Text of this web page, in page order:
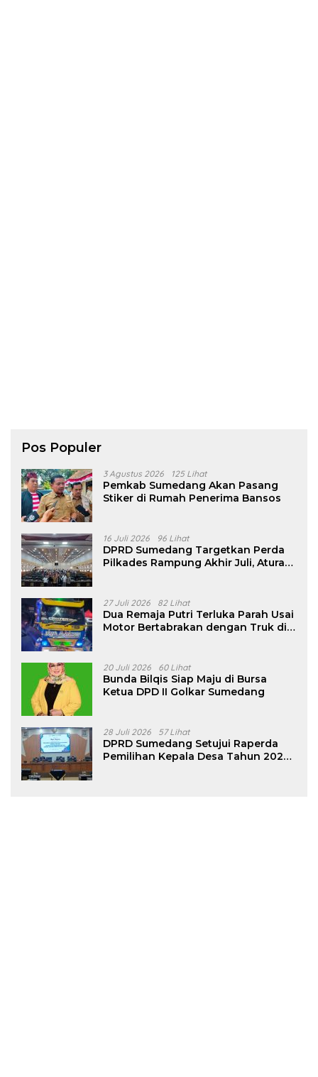
Pos Populer
3 Agustus 2026 125 Lihat
Pemkab Sumedang Akan Pasang
Stiker di Rumah Penerima Bansos
16 Juli 2026 96 Lihat
DPRD Sumedang Targetkan Perda
Pilkades Rampung Akhir Juli, Aturan
27 Juli 2026 82 Lihat
Dua Remaja Putri Terluka Parah Usai
Motor Bertabrakan dengan Truk di
20 Juli 2026 60 Lihat
Bunda Bilqis Siap Maju di Bursa
Ketua DPD II Golkar Sumedang
28 Juli 2026 57 Lihat
DPRD Sumedang Setujui Raperda
Pemilihan Kepala Desa Tahun 2026